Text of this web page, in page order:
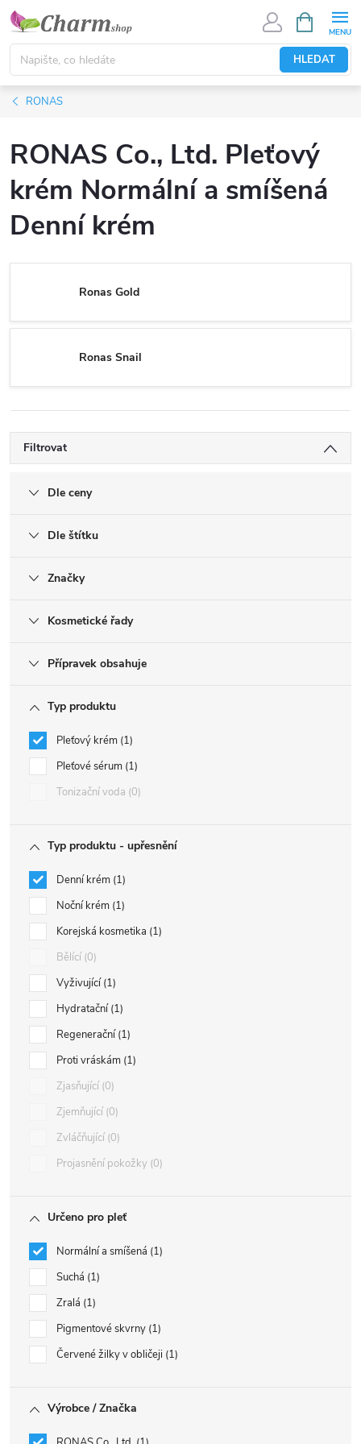
Přejít
obsah
HLEDAT
NÁKUPNÍ
KOŠÍK
RONAS
RONAS Co., Ltd. Pleťový
krém Normální a smíšená
Denní krém
Ronas Gold
Ronas Snail
Filtrovat
Dle ceny
Dle štítku
Značky
Kosmetické řady
Přípravek obsahuje
Typ produktu
Pleťový krém 1
Pleťové sérum 1
Tonizační voda 0
Typ produktu - upřesnění
Denní krém 1
Noční krém 1
Korejská kosmetika 1
Bělící 0
Vyživující 1
Hydratační 1
Regenerační 1
Proti vráskám 1
Zjasňující 0
Zjemňující 0
Zvláčňující 0
Projasnění pokožky 0
Určeno pro pleť
Normální a smíšená 1
Suchá 1
Zralá 1
Pigmentové skvrny 1
Červené žilky v obličeji 1
Výrobce / Značka